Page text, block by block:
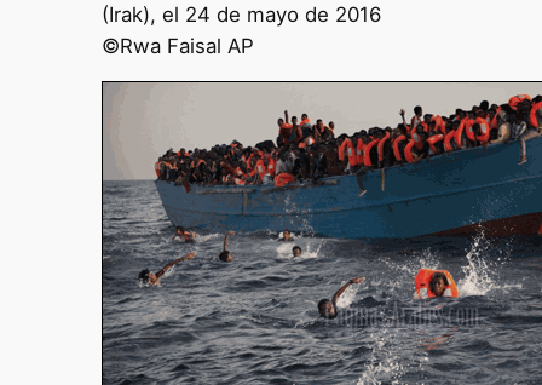
(Irak), el 24 de mayo de 2016
©Rwa Faisal AP